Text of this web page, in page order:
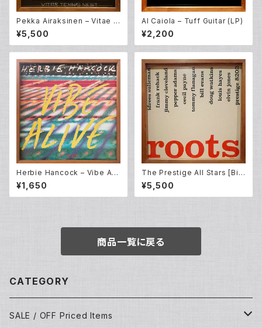
Pekka Airaksinen – Vitae T
ennis Nest (LP)
¥5,500
Al Caiola – Tuff Guitar (LP)
¥2,200
Herbie Hancock – Vibe Ali
ve (12EP)
¥1,650
The Prestige All Stars [Bill
Evans, Cecil Payne, Doug
Watkins, Elvin Jones, Fran
k Rehak, Idrees Sulieman,
an] – Roots (LP)
¥5,500
商品一覧に戻る
CATEGORY
SALE / OFF Priced Items